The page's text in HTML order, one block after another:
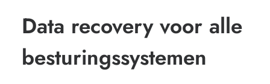
Data recovery voor alle
besturingssystemen